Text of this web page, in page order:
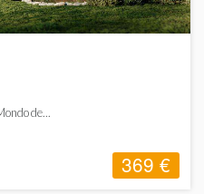
de...
369 €